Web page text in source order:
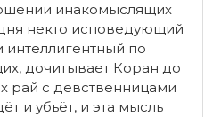
инакомыслящих
некто исповедующий
по
дочитывает Коран до
рай с девственницами
и убьёт, и эта мысль